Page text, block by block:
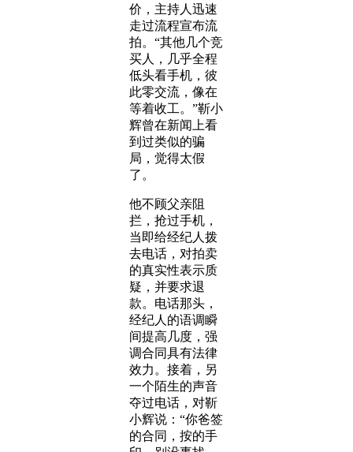
价，主持人迅速
走过流程宣布流
拍。“其他几个竞
买人，几乎全程
低头看手机，彼
此零交流，像在
等着收工。”靳小
辉曾在新闻上看
到过类似的骗
局，觉得太假
了。
他不顾父亲阻
拦，抢过手机，
当即给经纪人拨
去电话，对拍卖
的真实性表示质
疑，并要求退
款。电话那头，
经纪人的语调瞬
间提高几度，强
调合同具有法律
效力。接着，另
一个陌生的声音
夺过电话，对靳
小辉说：“你爸签
的合同，按的手